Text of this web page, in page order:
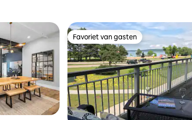
Favoriet van gasten
Favoriet van gasten